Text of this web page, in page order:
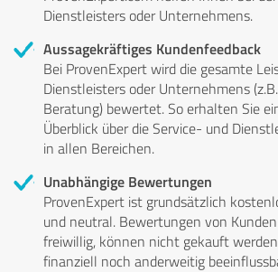
Dienstleisters oder Unternehmens.
Aussagekräftiges Kundenfeedback
Bei ProvenExpert wird die gesamte
Dienstleisters oder Unternehmens
Beratung) bewertet. So erhalten Sie
Überblick über die Service- und
in allen Bereichen.
Unabhängige Bewertungen
ProvenExpert ist grundsätzlich
und neutral. Bewertungen von
freiwillig, können nicht gekauft
finanziell noch anderweitig